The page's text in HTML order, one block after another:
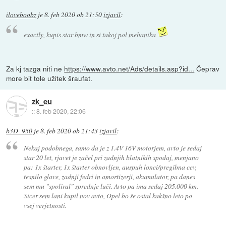
iloveboobz je8. feb 2020 ob 21:50izjavil:
exactly, kupis star bmw in si takoj pol mehanika
Za kj tazga niti ne https://www.avto.net/Ads/details.asp?id... Čeprav
more bit tole užitek šraufat.
zk_eu
::8. feb 2020, 22:06
b3D_950 je8. feb 2020 ob 21:43izjavil:
Nekaj podobnega, samo da je z 1.4V 16V motorjem, avto je sedaj
star 20 let, rjavet je začel pri zadnjih blatnikih spodaj, menjano
pa: 1x štarter, 1x štarter obnovljen, auspuh lonci/pregibna cev,
tesnilo glave, zadnji fedri in amortizerji, akumulator, pa danes
sem mu "spoliral" sprednje luči. Avto pa ima sedaj 205.000 km.
Sicer sem lani kupil nov avto, Opel bo še ostal kakšno leto po
vsej verjetnosti.